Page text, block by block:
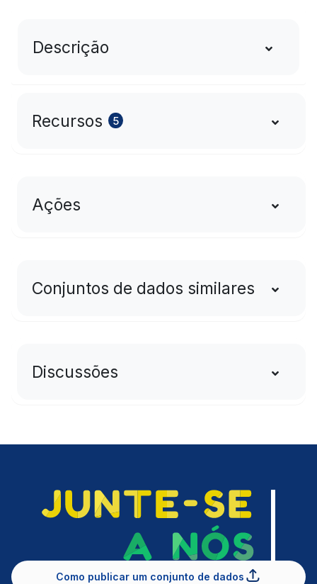
Descrição
Recursos 5
Ações
Conjuntos de dados similares
Discussões
Como publicar um conjunto de dados